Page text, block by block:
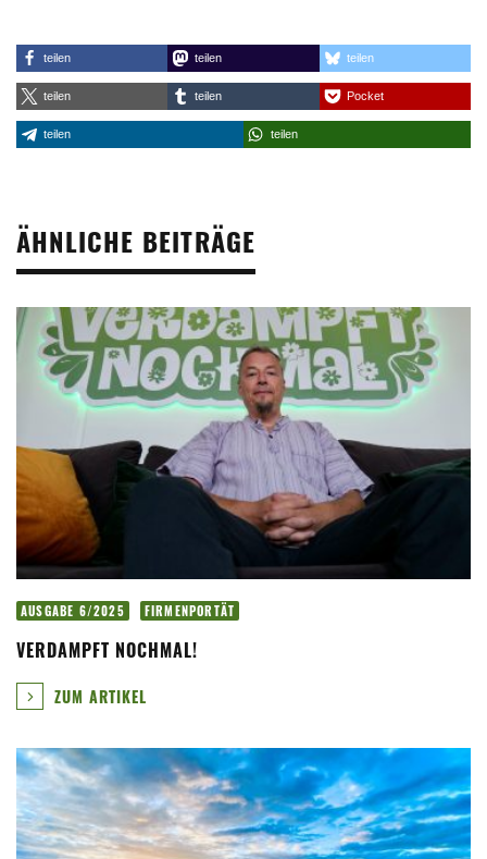
teilen teilen teilen
teilen teilen Pocket
teilen teilen
ÄHNLICHE BEITRÄGE
AUSGABE 6/2025 FIRMENPORTÄT
VERDAMPFT NOCHMAL!
ZUM ARTIKEL